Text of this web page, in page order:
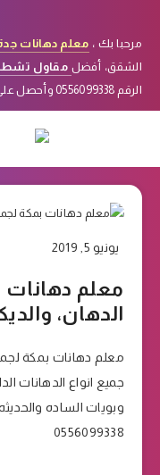
مرحبا بك ، معلم دهانات
الشقق، أفضل مقاول
الرقم 0556099338 وأحصل على أقل سعر.
يونيو 5, 2019
معلم دهانات
الدهان،
معلم دهانات بمكة
جميع انواع الدهانات
وبويات الساده
0556099338